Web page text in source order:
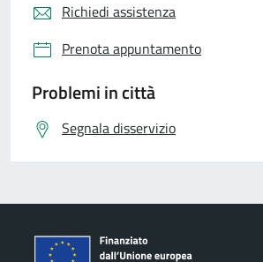
Richiedi assistenza
Prenota appuntamento
Problemi in città
Segnala disservizio